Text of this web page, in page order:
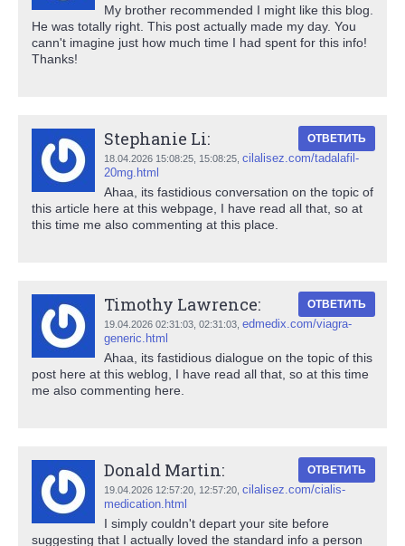
My brother recommended I might like this blog.
He was totally right. This post actually made my day. You
cann't imagine just how much time I had spent for this info!
Thanks!
Stephanie Li:
18.04.2026 15:08:25, 15:08:25 cilalisez.com/tadalafil-
20mg.html
ОТВЕТИТЬ
Ahaa, its fastidious conversation on the topic of
this article here at this webpage, I have read all that, so at
this time me also commenting at this place.
Timothy Lawrence:
19.04.2026 02:31:03, 02:31:03 edmedix.com/viagra-
generic.html
ОТВЕТИТЬ
Ahaa, its fastidious dialogue on the topic of this
post here at this weblog, I have read all that, so at this time
me also commenting here.
Donald Martin:
19.04.2026 12:57:20, 12:57:20 cilalisez.com/cialis-
medication.html
ОТВЕТИТЬ
I simply couldn't depart your site before
suggesting that I actually loved the standard info a person